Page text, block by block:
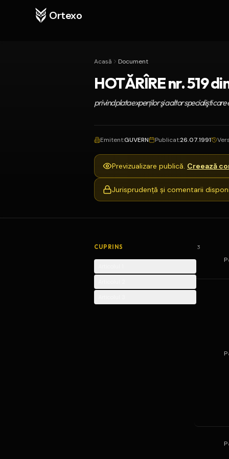
Ortexo
Acasă Document
HOTĂRÎRE nr. 519
privind plata experţilor şi a altor specialişti
Emitent:GUVERN Publicat:26.07.1991
Previzualizare publică. Creează
Jurisprudență și comentarii
CUPRINS 3